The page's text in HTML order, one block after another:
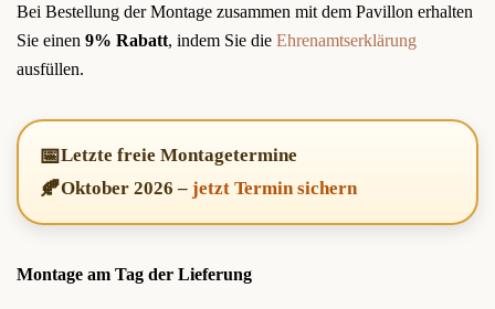
Bei Bestellung der Montage zusammen mit dem Pavillon erhalten
Sie einen 9% Rabatt, indem Sie die Ehrenamtserklärung
ausfüllen.
📅Letzte freie Montagetermine
🍂Oktober 2026 – jetzt Termin sichern
Montage am Tag der Lieferung